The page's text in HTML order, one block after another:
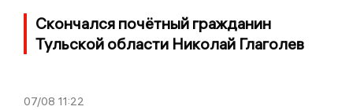
Скончался почётный гражданин
Тульской области Николай Глаголев
07/08 11:22